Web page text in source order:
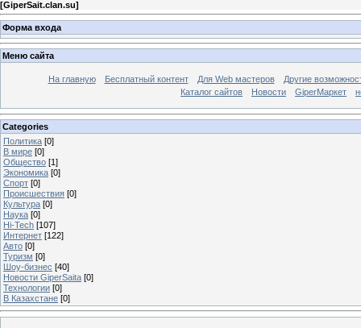
[GiperSait.clan.su]
Форма входа
Меню сайта
На главную Бесплатный контент Для Web мастеров
Другие
Каталог сайтов
Новости GiperМаркет
Categories
Политика [0]
В мире [0]
Общество [1]
Экономика [0]
Спорт [0]
Происшествия [0]
Культура [0]
Наука [0]
Hi-Tech [107]
Интернет [122]
Авто [0]
Туризм [0]
Шоу-бизнес [40]
Новости GiperSaita [0]
Технологии [0]
В Казахстане [0]